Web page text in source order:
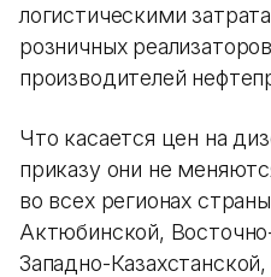
логистическими
розничных
производителей
Что касается цен на
приказу они не
во всех регионах
Актюбинской,
Западно-